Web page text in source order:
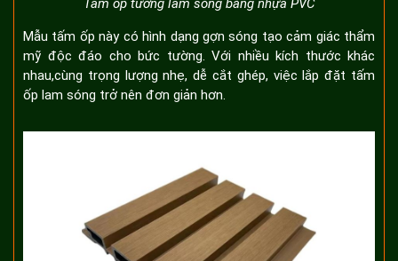
Tấm ốp tường lam sóng bằng nhựa PVC
Mẫu tấm ốp này có hình dạng gợn sóng tạo cảm giác thẩm
mỹ độc đáo cho bức tường. Với nhiều kích thước khác
nhau,cùng trọng lượng nhẹ, dễ cắt ghép, việc lắp đặt tấm
ốp lam sóng trở nên đơn giản hơn.